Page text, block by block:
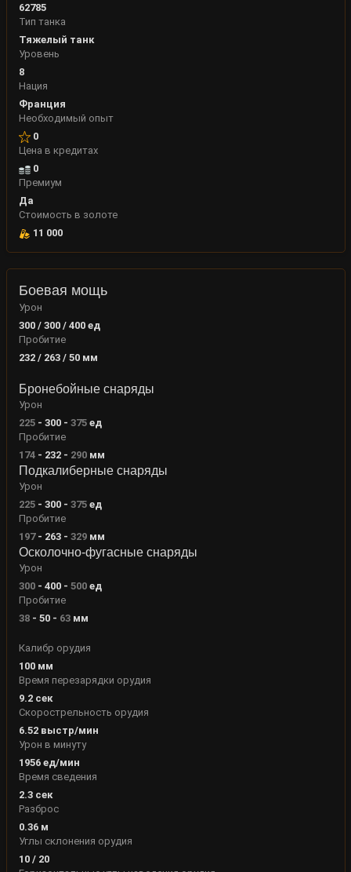
62785
Тип танка
Тяжелый танк
Уровень
8
Нация
Франция
Необходимый опыт
0
Цена в кредитах
0
Премиум
Да
Стоимость в золоте
11 000
Боевая мощь
Урон
300 / 300 / 400 ед
Пробитие
232 / 263 / 50 мм
Бронебойные снаряды
Урон
225- 300- 375ед
Пробитие
174- 232- 290 мм
Подкалиберные снаряды
Урон
225- 300- 375ед
Пробитие
197- 263- 329 мм
Осколочно-фугасные снаряды
Урон
300- 400- 500ед
Пробитие
38- 50- 63 мм
Калибр орудия
100мм
Время перезарядки орудия
9.2сек
Скорострельность орудия
6.52выстр/мин
Урон в минуту
1956ед/мин
Время сведения
2.3сек
Разброс
0.36м
Углы склонения орудия
10 / 20